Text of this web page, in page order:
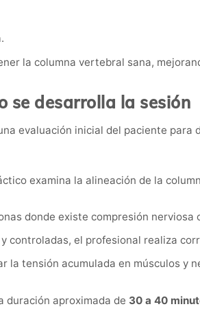
la columna vertebral sana,
se desarrolla la sesión
evaluación inicial del paciente para
examina la alineación de la
donde existe compresión nerviosa
controladas, el profesional realiza
la tensión acumulada en músculos y
duración aproximada de 30 a 40